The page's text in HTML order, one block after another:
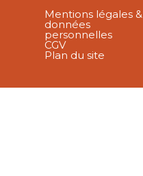
Mentions légales &
données
personnelles
CGV
Plan du site